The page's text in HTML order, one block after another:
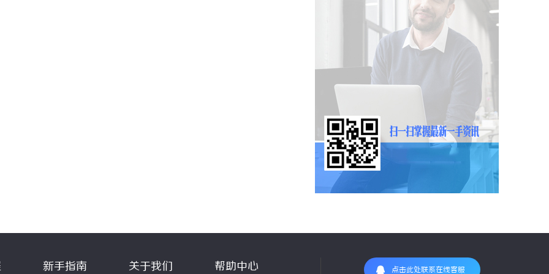
新手指南 关于我们 帮助中心 点击此处联系在线客服